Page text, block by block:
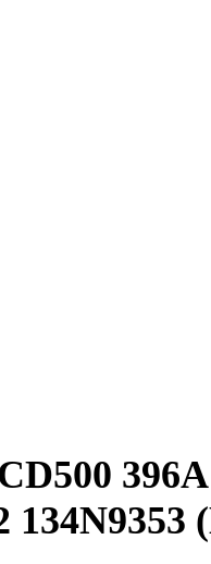
134N9353